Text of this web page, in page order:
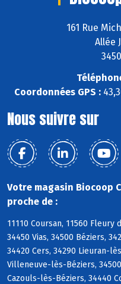
161 Rue
Allée
Coordonnées GPS :
Nous suivre sur
Votre magasin Biocoop
proche de :
11110 Coursan, 11560 Fleury
34450 Vias, 34500 Béziers,
34420 Cers, 34290 Lieuran-
Villeneuve-lès-Béziers,
Cazouls-lès-Béziers, 34440